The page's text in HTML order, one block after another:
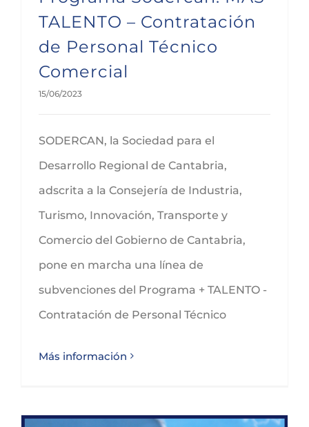
TALENTO – Contratación
de Personal Técnico
Comercial
15/06/2023
SODERCAN, la Sociedad para el
Desarrollo Regional de Cantabria,
adscrita a la Consejería de Industria,
Turismo, Innovación, Transporte y
Comercio del Gobierno de Cantabria,
pone en marcha una línea de
subvenciones del Programa + TALENTO -
Contratación de Personal Técnico
Más información